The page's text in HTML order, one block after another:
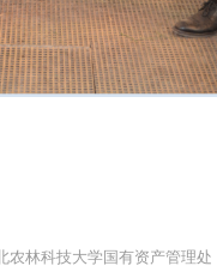
农林科技大学国有资产管理处